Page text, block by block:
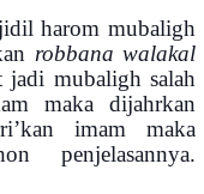
harom mubaligh
robbana walakal
jadi mubaligh salah
maka dijahrkan
imam maka
penjelasannya.